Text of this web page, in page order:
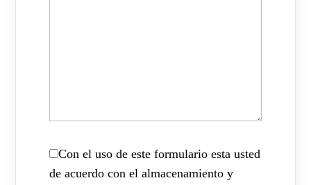
Con el uso de este formulario esta usted
de acuerdo con el almacenamiento y